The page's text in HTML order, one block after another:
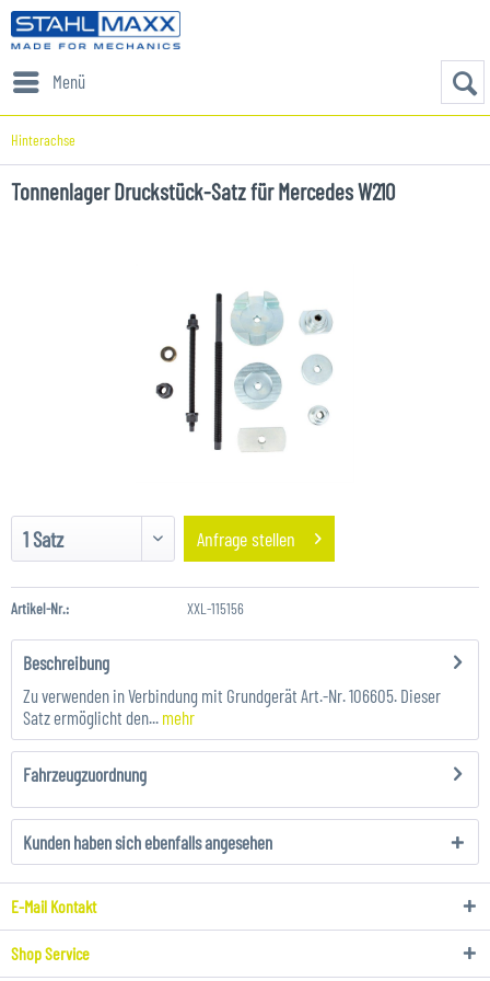
Menü
Hinterachse
Tonnenlager Druckstück-Satz für Mercedes W210
Anfrage stellen
Artikel-Nr.: XXL-115156
Beschreibung
Zu verwenden in Verbindung mit Grundgerät Art.-Nr. 106605. Dieser
Satz ermöglicht den... mehr
Fahrzeugzuordnung
Kunden haben sich ebenfalls angesehen
E-Mail Kontakt
Shop Service